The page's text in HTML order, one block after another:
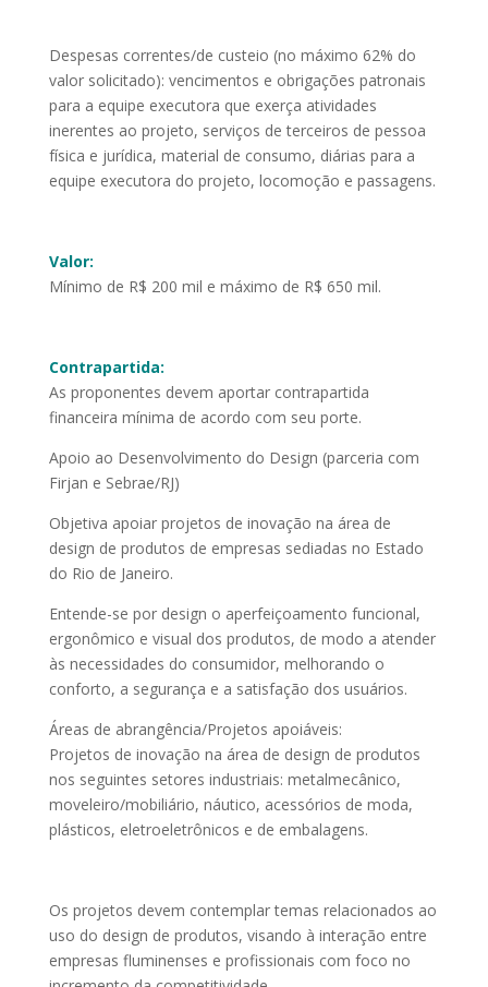
Despesas correntes/de custeio (no máximo 62% do
valor solicitado): vencimentos e obrigações patronais
para a equipe executora que exerça atividades
inerentes ao projeto, serviços de terceiros de pessoa
física e jurídica, material de consumo, diárias para a
equipe executora do projeto, locomoção e passagens.
Valor:
Mínimo de R$ 200 mil e máximo de R$ 650 mil.
Contrapartida:
As proponentes devem aportar contrapartida
financeira mínima de acordo com seu porte.
Apoio ao Desenvolvimento do Design (parceria com
Firjan e Sebrae/RJ)
Objetiva apoiar projetos de inovação na área de
design de produtos de empresas sediadas no Estado
do Rio de Janeiro.
Entende-se por design o aperfeiçoamento funcional,
ergonômico e visual dos produtos, de modo a atender
às necessidades do consumidor, melhorando o
conforto, a segurança e a satisfação dos usuários.
Áreas de abrangência/Projetos apoiáveis:
Projetos de inovação na área de design de produtos
nos seguintes setores industriais: metalmecânico,
moveleiro/mobiliário, náutico, acessórios de moda,
plásticos, eletroeletrônicos e de embalagens.
Os projetos devem contemplar temas relacionados ao
uso do design de produtos, visando à interação entre
empresas fluminenses e profissionais com foco no